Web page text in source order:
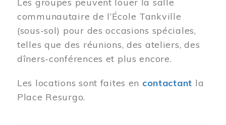
communautaire de l’École Tankville
(sous-sol) pour des occasions spéciales,
telles que des réunions, des ateliers, des
dîners-conférences et plus encore.
Les locations sont faites en contactant la
Place Resurgo.